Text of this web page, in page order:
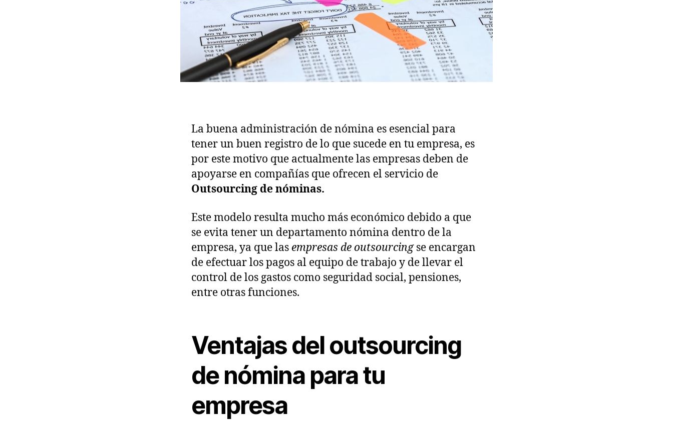
La buena administración de nómina es esencial para
tener un buen registro de lo que sucede en tu empresa, es
por este motivo que actualmente las empresas deben de
apoyarse en compañías que ofrecen el servicio de
Outsourcing de nóminas.
Este modelo resulta mucho más económico debido a que
se evita tener un departamento nómina dentro de la
empresa, ya que las empresas de outsourcingse encargan
de efectuar los pagos al equipo de trabajo y de llevar el
control de los gastos como seguridad social, pensiones,
entre otras funciones.
Ventajas del outsourcing
de nómina para tu
empresa